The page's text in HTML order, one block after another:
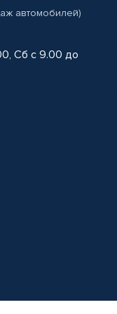
автомобилей)
Сб с 9.00 до